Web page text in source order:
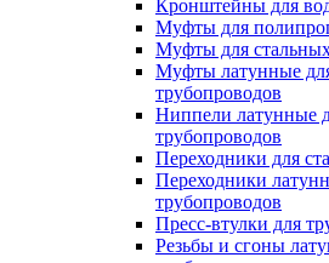
Кронштейны для
Муфты для
Муфты для
Муфты латунные
трубопроводов
Ниппели латунные
трубопроводов
Переходники для
Переходники
трубопроводов
Пресс-втулки для
Резьбы и сгоны